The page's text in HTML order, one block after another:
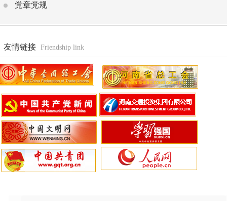
党章党规
友情链接 Friendship link